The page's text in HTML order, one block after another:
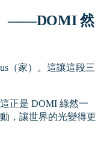
」——DOMI 然
（家）。這讓這段三
正是 DOMI 綠然一
，讓世界的光變得更